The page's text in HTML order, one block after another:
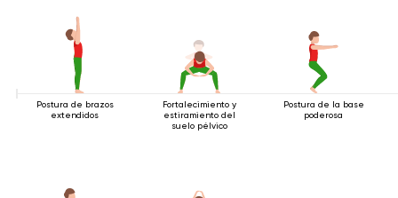
Postura de brazos
extendidos
Fortalecimiento y
estiramiento del
suelo pélvico
Postura de la base
poderosa